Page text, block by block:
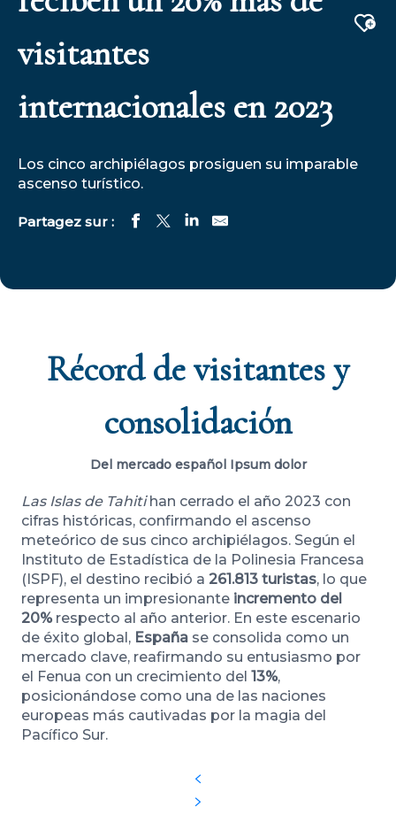
visitantes
internacionales en 2023
Los cinco archipiélagos prosiguen su imparable
ascenso turístico.
Récord de visitantes y
consolidación
Del mercado español Ipsum dolor
Las Islas de Tahitihan cerrado el año 2023 con
cifras históricas, confirmando el ascenso
meteórico de sus cinco archipiélagos. Según el
Instituto de Estadística de la Polinesia Francesa
(ISPF), el destino recibió a 261.813 turistas, lo que
representa un impresionante incremento del
20%respecto al año anterior. En este escenario
de éxito global, España se consolida como un
mercado clave, reafirmando su entusiasmo por
el Fenua con un crecimiento del 13%,
posicionándose como una de las naciones
europeas más cautivadas por la magia del
Pacífico Sur.